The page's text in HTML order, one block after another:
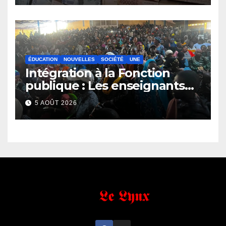
ÉDUCATION NOUVELLES SOCIÉTÉ UNE
Intégration à la Fonction
publique : Les enseignants
contractuels haussent le ton
et menacent
5 AOÛT 2026